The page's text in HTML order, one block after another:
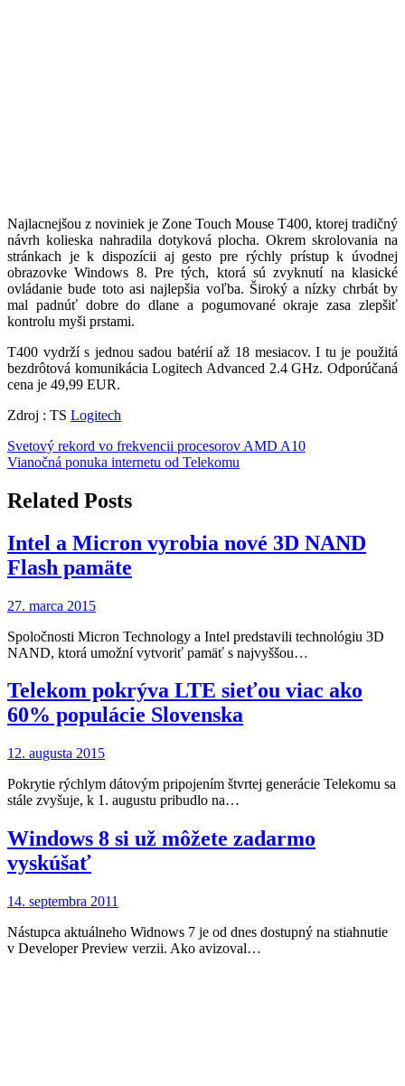
Najlacnejšou z noviniek je Zone Touch Mouse T400, ktorej tradičný
návrh kolieska nahradila dotyková plocha. Okrem skrolovania na
stránkach je k dispozícii aj gesto pre rýchly prístup k úvodnej
obrazovke Windows 8. Pre tých, ktorá sú zvyknutí na klasické
ovládanie bude toto asi najlepšia voľba. Široký a nízky chrbát by
mal padnúť dobre do dlane a pogumované okraje zasa zlepšiť
kontrolu myši prstami.
T400 vydrží s jednou sadou batérií až 18 mesiacov. I tu je použitá
bezdrôtová komunikácia Logitech Advanced 2.4 GHz. Odporúčaná
cena je 49,99 EUR.
Zdroj : TS Logitech
Navigácia
v
článku
Svetový rekord vo frekvencii procesorov AMD A10
Vianočná ponuka internetu od Telekomu
Related Posts
Intel a Micron vyrobia nové 3D NAND
Flash pamäte
27. marca 2015
Spoločnosti Micron Technology a Intel predstavili technológiu 3D
NAND, ktorá umožní vytvoriť pamäť s najvyššou…
Telekom pokrýva LTE sieťou viac ako
60% populácie Slovenska
12. augusta 2015
Pokrytie rýchlym dátovým pripojením štvrtej generácie Telekomu sa
stále zvyšuje, k 1. augustu pribudlo na…
Windows 8 si už môžete zadarmo
vyskúšať
14. septembra 2011
Nástupca aktuálneho Widnows 7 je od dnes dostupný na stiahnutie
v Developer Preview verzii. Ako avizoval…